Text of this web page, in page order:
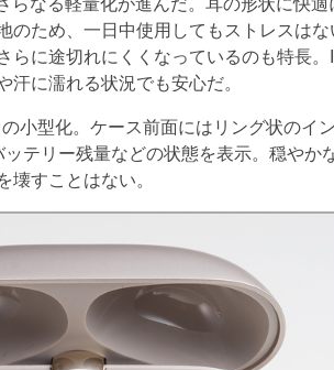
なる軽量化が進んだ。耳の形状に快適
のため、一日中使用してもストレスは
らに途切れにくくなっているのも特長
に濡れる状況でも安心だ。
小型化。ケース前面にはリング状のイ
テリー残量などの状態を表示。穏やか
壊すことはない。